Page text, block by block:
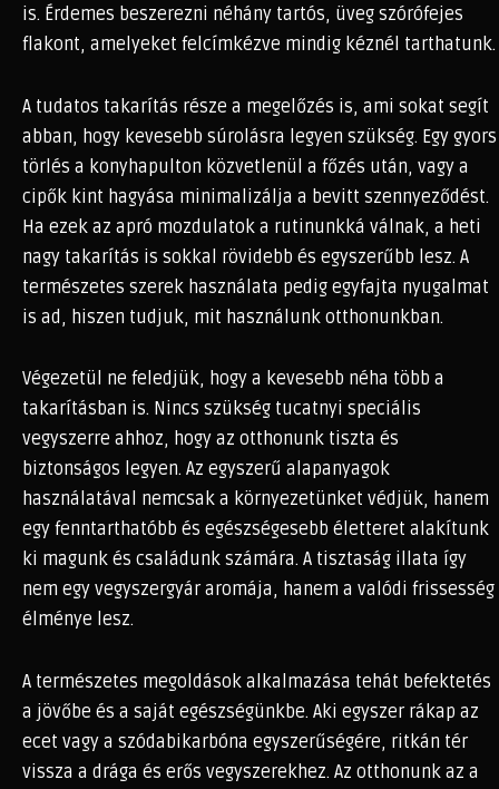
is. Érdemes beszerezni néhány tartós, üveg szórófejes
flakont, amelyeket felcímkézve mindig kéznél tarthatunk.
A tudatos takarítás része a megelőzés is, ami sokat segít
abban, hogy kevesebb súrolásra legyen szükség. Egy gyors
törlés a konyhapulton közvetlenül a főzés után, vagy a
cipők kint hagyása minimalizálja a bevitt szennyeződést.
Ha ezek az apró mozdulatok a rutinunkká válnak, a heti
nagy takarítás is sokkal rövidebb és egyszerűbb lesz. A
természetes szerek használata pedig egyfajta nyugalmat
is ad, hiszen tudjuk, mit használunk otthonunkban.
Végezetül ne feledjük, hogy a kevesebb néha több a
takarításban is. Nincs szükség tucatnyi speciális
vegyszerre ahhoz, hogy az otthonunk tiszta és
biztonságos legyen. Az egyszerű alapanyagok
használatával nemcsak a környezetünket védjük, hanem
egy fenntarthatóbb és egészségesebb életteret alakítunk
ki magunk és családunk számára. A tisztaság illata így
nem egy vegyszergyár aromája, hanem a valódi frissesség
élménye lesz.
A természetes megoldások alkalmazása tehát befektetés
a jövőbe és a saját egészségünkbe. Aki egyszer rákap az
ecet vagy a szódabikarbóna egyszerűségére, ritkán tér
vissza a drága és erős vegyszerekhez. Az otthonunk az a